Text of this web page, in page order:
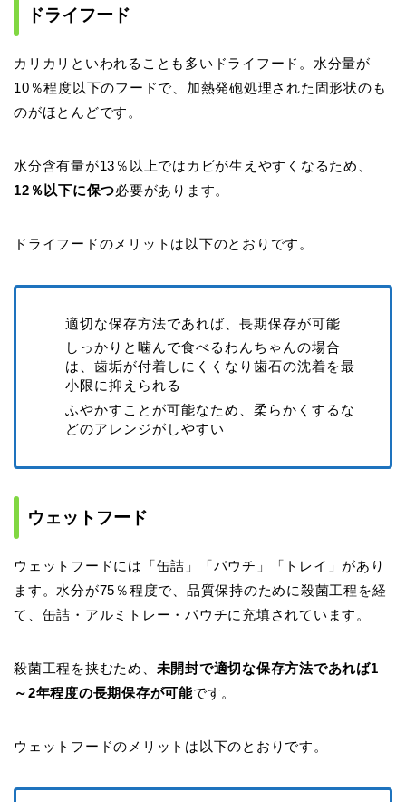
ドライフード
カリカリといわれることも多いドライフード。水分量が
10％程度以下のフードで、加熱発砲処理された固形状のも
のがほとんどです。
水分含有量が13％以上ではカビが生えやすくなるため、
12％以下に保つ必要があります。
ドライフードのメリットは以下のとおりです。
適切な保存方法であれば、長期保存が可能
しっかりと噛んで食べるわんちゃんの場合
は、歯垢が付着しにくくなり歯石の沈着を最
小限に抑えられる
ふやかすことが可能なため、柔らかくするな
どのアレンジがしやすい
ウェットフード
ウェットフードには「缶詰」「パウチ」「トレイ」があり
ます。水分が75％程度で、品質保持のために殺菌工程を経
て、缶詰・アルミトレー・パウチに充填されています。
殺菌工程を挟むため、 未開封で適切な保存方法であれば1
～2年程度の長期保存が可能です。
ウェットフードのメリットは以下のとおりです。